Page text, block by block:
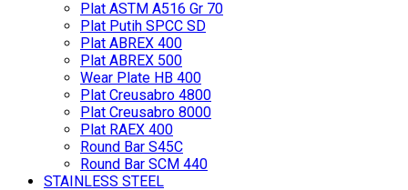
Plat ASTM A516 Gr 70
Plat Putih SPCC SD
Plat ABREX 400
Plat ABREX 500
Wear Plate HB 400
Plat Creusabro 4800
Plat Creusabro 8000
Plat RAEX 400
Round Bar S45C
Round Bar SCM 440
STAINLESS STEEL